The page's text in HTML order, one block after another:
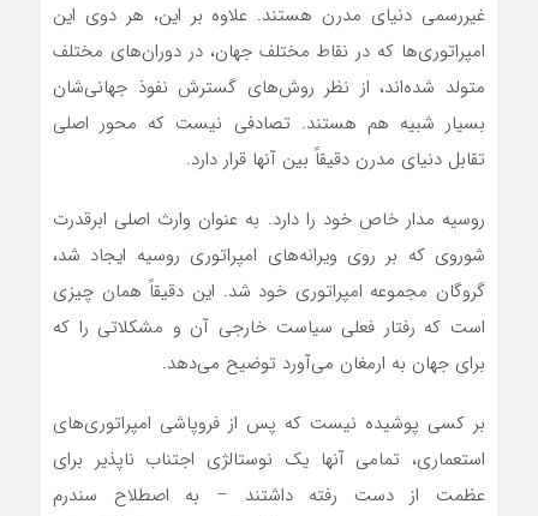
غیررسمی دنیای مدرن هستند. علاوه بر این، هر دوی این
امپراتوری‌ها که در نقاط مختلف جهان، در دوران‌های مختلف
متولد شده‌اند، از نظر روش‌های گسترش نفوذ جهانی‌شان
بسیار شبیه هم هستند. تصادفی نیست که محور اصلی
تقابل دنیای مدرن دقیقاً بین آنها قرار دارد.
روسیه مدار خاص خود را دارد. به عنوان وارث اصلی ابرقدرت
شوروی که بر روی ویرانه‌‌های امپراتوری روسیه ایجاد شد،
گروگان مجموعه امپراتوری خود شد. این دقیقاً همان چیزی
است که رفتار فعلی سیاست خارجی آن و مشکلاتی را که
برای جهان به ارمغان‌ می‌آورد توضیح‌ می‌دهد.
بر کسی پوشیده نیست که پس از فروپاشی امپراتوری‌‌های
استعماری، تمامی آنها یک نوستالژی اجتناب ناپذیر برای
عظمت از دست رفته داشتند – به اصطلاح سندرم